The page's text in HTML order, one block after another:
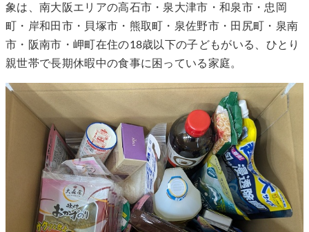
象は、南大阪エリアの高石市・泉大津市・和泉市・忠岡
町・岸和田市・貝塚市・熊取町・泉佐野市・田尻町・泉南
市・阪南市・岬町在住の18歳以下の子どもがいる、ひとり
親世帯で長期休暇中の食事に困っている家庭。